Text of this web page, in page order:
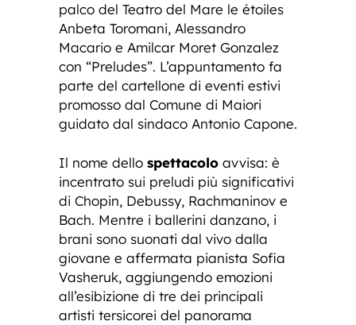
palco del Teatro del Mare le étoiles
Anbeta Toromani, Alessandro
Macario e Amilcar Moret Gonzalez
con “Preludes”. L’appuntamento fa
parte del cartellone di eventi estivi
promosso dal Comune di Maiori
guidato dal sindaco Antonio Capone.
Il nome dello spettacolo avvisa: è
incentrato sui preludi più significativi
di Chopin, Debussy, Rachmaninov e
Bach. Mentre i ballerini danzano, i
brani sono suonati dal vivo dalla
giovane e affermata pianista Sofia
Vasheruk, aggiungendo emozioni
all’esibizione di tre dei principali
artisti tersicorei del panorama